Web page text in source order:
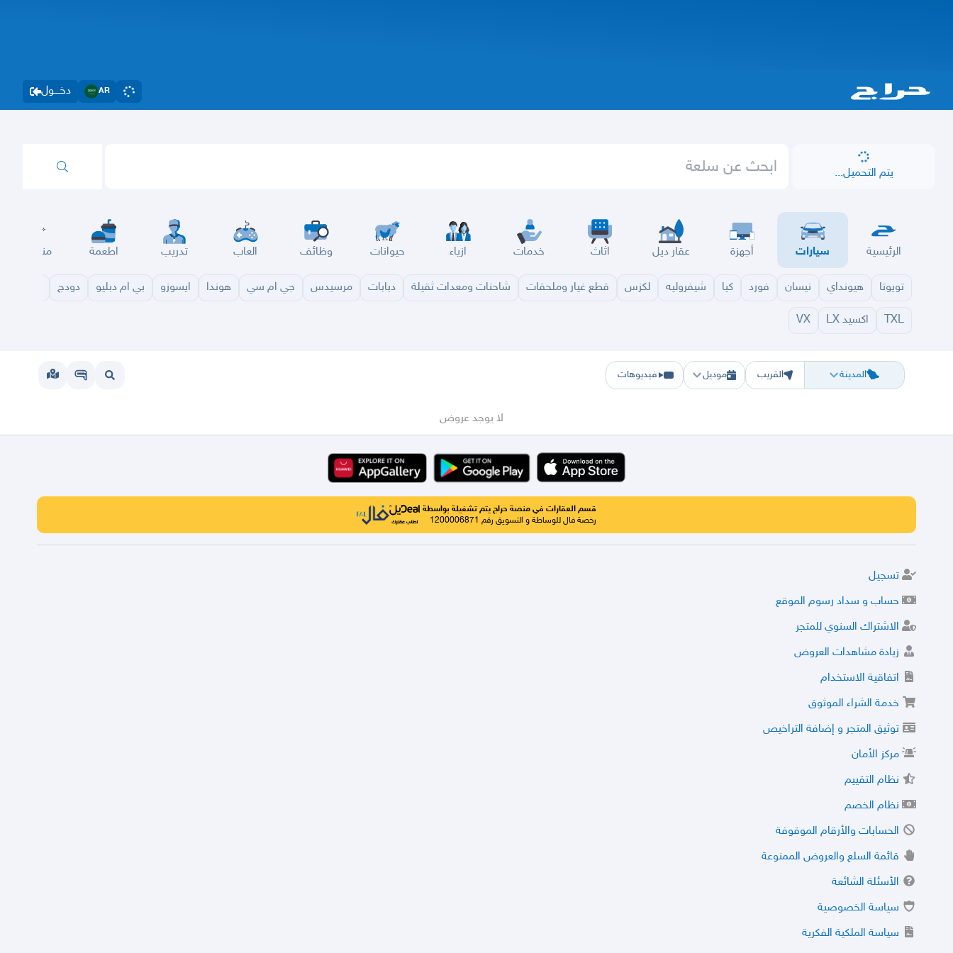
دخــــول AR
يتم التحميل...
الرئيسية سيارات أجهزة عقار ديل اثاث خدمات ازياء حيوانات وظائف العاب تدريب اطعمة مناسبات
تويوتا هيونداي نيسان فورد كيا شيفروليه لكزس قطع غيار وملحقات شاحنات ومعدات ثقيلة دبابات مرسيدس جي ام سي هوندا ايسوزو بي ام دبليو دودج
TXL اكسيد LX VX
المدينة
الرياض الشرقيه حفر الباطن المدينة العلا بدرخيبر ينبعالطايف
القريب موديل فيديوهات
لا يوجد عروض
قسم العقارات في منصة حراج يتم تشغيلة بواسطة
رخصة فال للوساطة و التسويق رقم 1200006871
تسجيل
حساب و سداد رسوم الموقع
الاشتراك السنوي للمتجر
زيادة مشاهدات العروض
اتفاقية الاستخدام
خدمة الشراء الموثوق
توثيق المتجر و إضافة التراخيص
مركز الأمان
نظام التقييم
نظام الخصم
الحسابات والأرقام الموقوفة
قائمة السلع والعروض الممنوعة
الأسئلة الشائعة
سياسة الخصوصية
سياسة الملكية الفكرية